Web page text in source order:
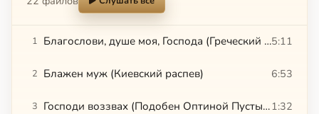
1 Благослови, душе моя, Господа (Греческий распев)5:11
2 Блажен муж (Киевский распев) 6:53
3 Господи воззвах (Подобен Оптиной Пустыни "Небесных чинов радование", глас 1)1:32